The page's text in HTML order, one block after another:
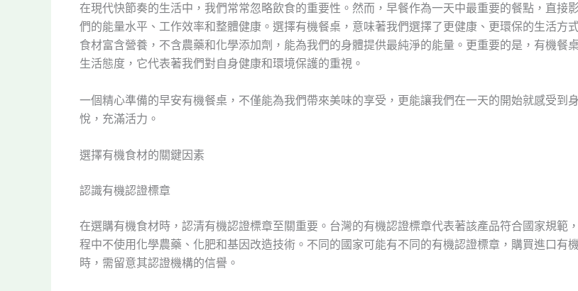
在現代快節奏的生活中，我們常常忽略飲食的重要性。然而，早餐作為一天中最重要的餐點，直接
們的能量水平、工作效率和整體健康。選擇有機餐桌，意味著我們選擇了更健康、更環保的生活方
食材富含營養，不含農藥和化學添加劑，能為我們的身體提供最純淨的能量。更重要的是，有機餐
生活態度，它代表著我們對自身健康和環境保護的重視。
一個精心準備的早安有機餐桌，不僅能為我們帶來美味的享受，更能讓我們在一天的開始就感受到
悅，充滿活力。
選擇有機食材的關鍵因素
認識有機認證標章
在選購有機食材時，認清有機認證標章至關重要。台灣的有機認證標章代表著該產品符合國家規範
程中不使用化學農藥、化肥和基因改造技術。不同的國家可能有不同的有機認證標章，購買進口有
時，需留意其認證機構的信譽。